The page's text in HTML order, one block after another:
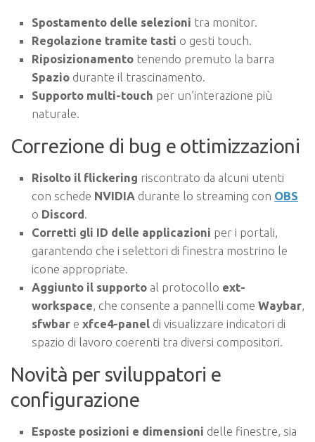
Spostamento delle selezioni tra monitor.
Regolazione tramite tasti o gesti touch.
Riposizionamento tenendo premuto la barra
Spazio durante il trascinamento.
Supporto multi-touch per un’interazione più
naturale.
Correzione di bug e ottimizzazioni
Risolto il flickering riscontrato da alcuni utenti
con schede NVIDIA durante lo streaming con OBS
o Discord.
Corretti gli ID delle applicazioni per i portali,
garantendo che i selettori di finestra mostrino le
icone appropriate.
Aggiunto il supporto al protocollo ext-
workspace, che consente a pannelli come Waybar,
sfwbar e xfce4-panel di visualizzare indicatori di
spazio di lavoro coerenti tra diversi compositori.
Novità per sviluppatori e
configurazione
Esposte posizioni e dimensioni delle finestre, sia